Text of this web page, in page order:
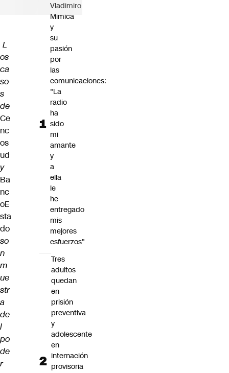
L
os
ca
so
s
de
Ce
nc
os
ud
y
Ba
nc
oE
sta
do
so
n
m
ue
str
a
de
l
po
de
r
Vladimiro
Mimica
y
su
pasión
por
las
comunicaciones:
"La
radio
ha
sido
mi
amante
y
a
ella
le
he
entregado
mis
mejores
esfuerzos"
Tres
adultos
quedan
en
prisión
preventiva
y
adolescente
en
internación
provisoria